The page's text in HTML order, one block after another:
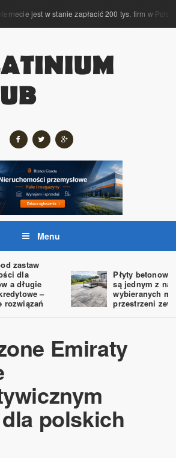
jest w stanie zapłacić 200 tys. firm w Polsce
Menu
zastaw
dla
a długie
–
rozwiązań
Płyty
są jednym z
wybieranych
przestrzeni
Emiraty
polskich